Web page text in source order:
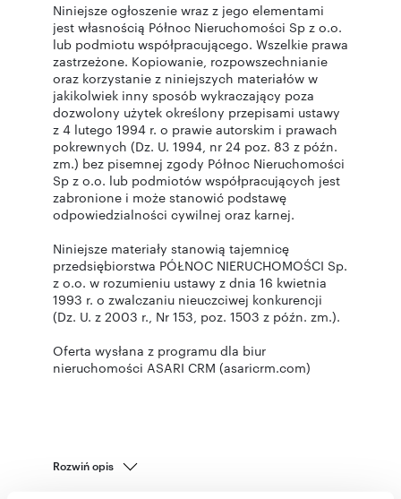
Niniejsze ogłoszenie wraz z jego elementami
jest własnością Północ Nieruchomości Sp z o.o.
lub podmiotu współpracującego. Wszelkie prawa
zastrzeżone. Kopiowanie, rozpowszechnianie
oraz korzystanie z niniejszych materiałów w
jakikolwiek inny sposób wykraczający poza
dozwolony użytek określony przepisami ustawy
z 4 lutego 1994 r. o prawie autorskim i prawach
pokrewnych (Dz. U. 1994, nr 24 poz. 83 z późn.
zm.) bez pisemnej zgody Północ Nieruchomości
Sp z o.o. lub podmiotów współpracujących jest
zabronione i może stanowić podstawę
odpowiedzialności cywilnej oraz karnej.
Niniejsze materiały stanowią tajemnicę
przedsiębiorstwa PÓŁNOC NIERUCHOMOŚCI Sp.
z o.o. w rozumieniu ustawy z dnia 16 kwietnia
1993 r. o zwalczaniu nieuczciwej konkurencji
(Dz. U. z 2003 r., Nr 153, poz. 1503 z późn. zm.).
Oferta wysłana z programu dla biur
nieruchomości ASARI CRM (asaricrm.com)
Rozwiń opis